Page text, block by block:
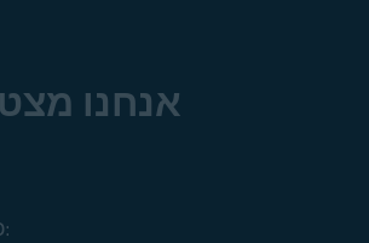
אנחנו
כדי להמשיך, בחר למטה שפה נתמכת: